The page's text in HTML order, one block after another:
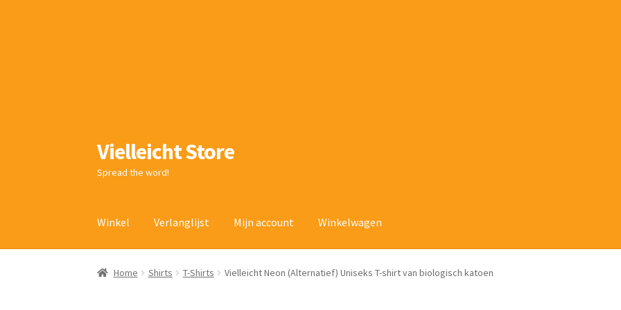
Ga
door
naar
Ga
naar
de
Vielleicht Store
Spread the word!
Winkel Verlanglijst Mijn account Winkelwagen
Home Shirts T-Shirts Vielleicht Neon (Alternatief) Uniseks T-shirt van biologisch katoen